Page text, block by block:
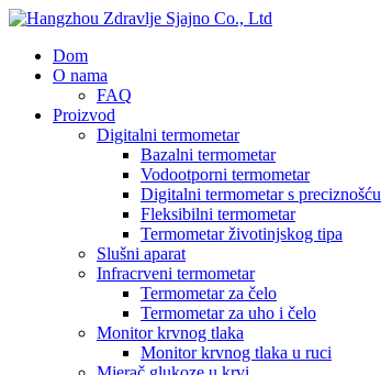
Dom
O nama
FAQ
Proizvod
Digitalni termometar
Bazalni termometar
Vodootporni termometar
Digitalni termometar s preciznošću
Fleksibilni termometar
Termometar životinjskog tipa
Slušni aparat
Infracrveni termometar
Termometar za čelo
Termometar za uho i čelo
Monitor krvnog tlaka
Monitor krvnog tlaka u ruci